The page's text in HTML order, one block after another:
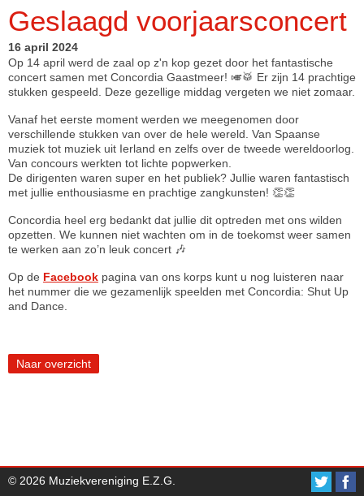
Geslaagd voorjaarsconcert
16 april 2024
Op 14 april werd de zaal op z'n kop gezet door het fantastische
concert samen met Concordia Gaastmeer! 🎺🥁 Er zijn 14 prachtige
stukken gespeeld. Deze gezellige middag vergeten we niet zomaar.
Vanaf het eerste moment werden we meegenomen door
verschillende stukken van over de hele wereld. Van Spaanse
muziek tot muziek uit Ierland en zelfs over de tweede wereldoorlog.
Van concours werkten tot lichte popwerken.
De dirigenten waren super en het publiek? Jullie waren fantastisch
met jullie enthousiasme en prachtige zangkunsten! 👏👏
Concordia heel erg bedankt dat jullie dit optreden met ons wilden
opzetten. We kunnen niet wachten om in de toekomst weer samen
te werken aan zo’n leuk concert 🎶
Op de Facebook pagina van ons korps kunt u nog luisteren naar
het nummer die we gezamenlijk speelden met Concordia: Shut Up
and Dance.
Naar overzicht
© 2026 Muziekvereniging E.Z.G.